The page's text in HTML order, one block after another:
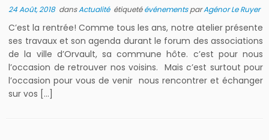
24 Août, 2018dansActualité étiquetéévénementsparAgénor Le Ruyer
C’est la rentrée! Comme tous les ans, notre atelier présente
ses travaux et son agenda durant le forum des associations
de la ville d’Orvault, sa commune hôte. c’est pour nous
l’occasion de retrouver nos voisins. Mais c’est surtout pour
l’occasion pour vous de venir nous rencontrer et échanger
sur vos […]